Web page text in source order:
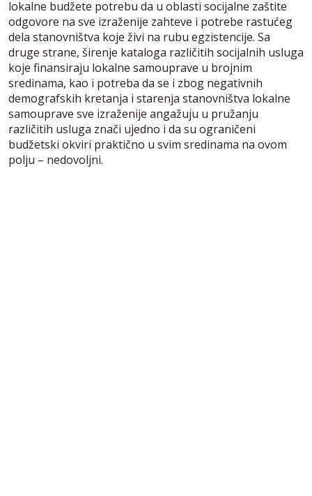
lokalne budžete potrebu da u oblasti socijalne zaštite
odgovore na sve izraženije zahteve i potrebe rastućeg
dela stanovništva koje živi na rubu egzistencije. Sa
druge strane, širenje kataloga različitih socijalnih usluga
koje finansiraju lokalne samouprave u brojnim
sredinama, kao i potreba da se i zbog negativnih
demografskih kretanja i starenja stanovništva lokalne
samouprave sve izraženije angažuju u pružanju
različitih usluga znači ujedno i da su ograničeni
budžetski okviri praktično u svim sredinama na ovom
polju – nedovoljni.